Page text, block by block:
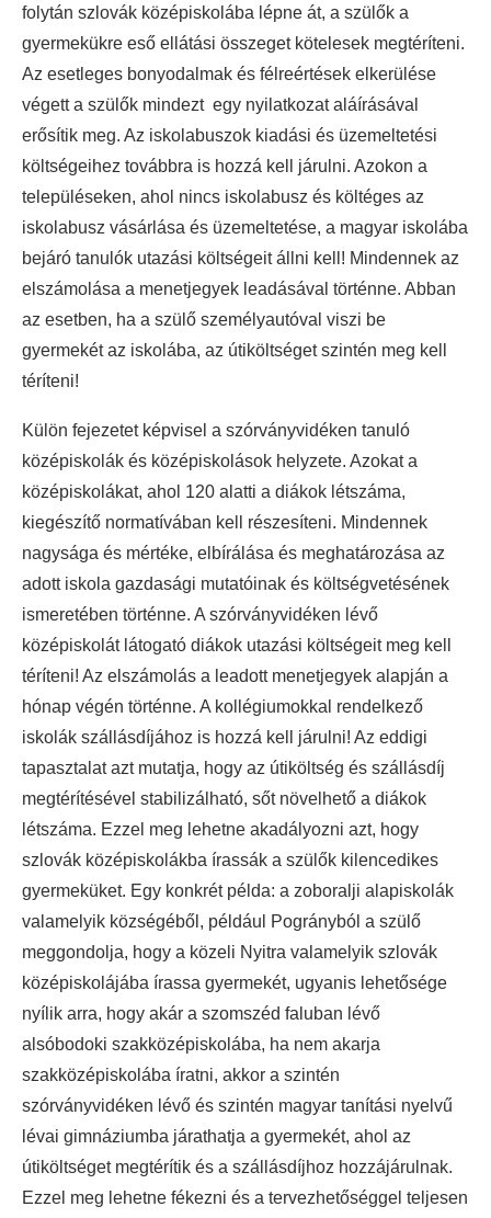
folytán szlovák középiskolába lépne át, a szülők a
gyermekükre eső ellátási összeget kötelesek megtéríteni.
Az esetleges bonyodalmak és félreértések elkerülése
végett a szülők mindezt egy nyilatkozat aláírásával
erősítik meg. Az iskolabuszok kiadási és üzemeltetési
költségeihez továbbra is hozzá kell járulni. Azokon a
településeken, ahol nincs iskolabusz és költéges az
iskolabusz vásárlása és üzemeltetése, a magyar iskolába
bejáró tanulók utazási költségeit állni kell! Mindennek az
elszámolása a menetjegyek leadásával történne. Abban
az esetben, ha a szülő személyautóval viszi be
gyermekét az iskolába, az útiköltséget szintén meg kell
téríteni!
Külön fejezetet képvisel a szórványvidéken tanuló
középiskolák és középiskolások helyzete. Azokat a
középiskolákat, ahol 120 alatti a diákok létszáma,
kiegészítő normatívában kell részesíteni. Mindennek
nagysága és mértéke, elbírálása és meghatározása az
adott iskola gazdasági mutatóinak és költségvetésének
ismeretében történne. A szórványvidéken lévő
középiskolát látogató diákok utazási költségeit meg kell
téríteni! Az elszámolás a leadott menetjegyek alapján a
hónap végén történne. A kollégiumokkal rendelkező
iskolák szállásdíjához is hozzá kell járulni! Az eddigi
tapasztalat azt mutatja, hogy az útiköltség és szállásdíj
megtérítésével stabilizálható, sőt növelhető a diákok
létszáma. Ezzel meg lehetne akadályozni azt, hogy
szlovák középiskolákba írassák a szülők kilencedikes
gyermeküket. Egy konkrét példa: a zoboralji alapiskolák
valamelyik községéből, például Pogrányból a szülő
meggondolja, hogy a közeli Nyitra valamelyik szlovák
középiskolájába írassa gyermekét, ugyanis lehetősége
nyílik arra, hogy akár a szomszéd faluban lévő
alsóbodoki szakközépiskolába, ha nem akarja
szakközépiskolába íratni, akkor a szintén
szórványvidéken lévő és szintén magyar tanítási nyelvű
lévai gimnáziumba járathatja a gyermekét, ahol az
útiköltséget megtérítik és a szállásdíjhoz hozzájárulnak.
Ezzel meg lehetne fékezni és a tervezhetőséggel teljesen